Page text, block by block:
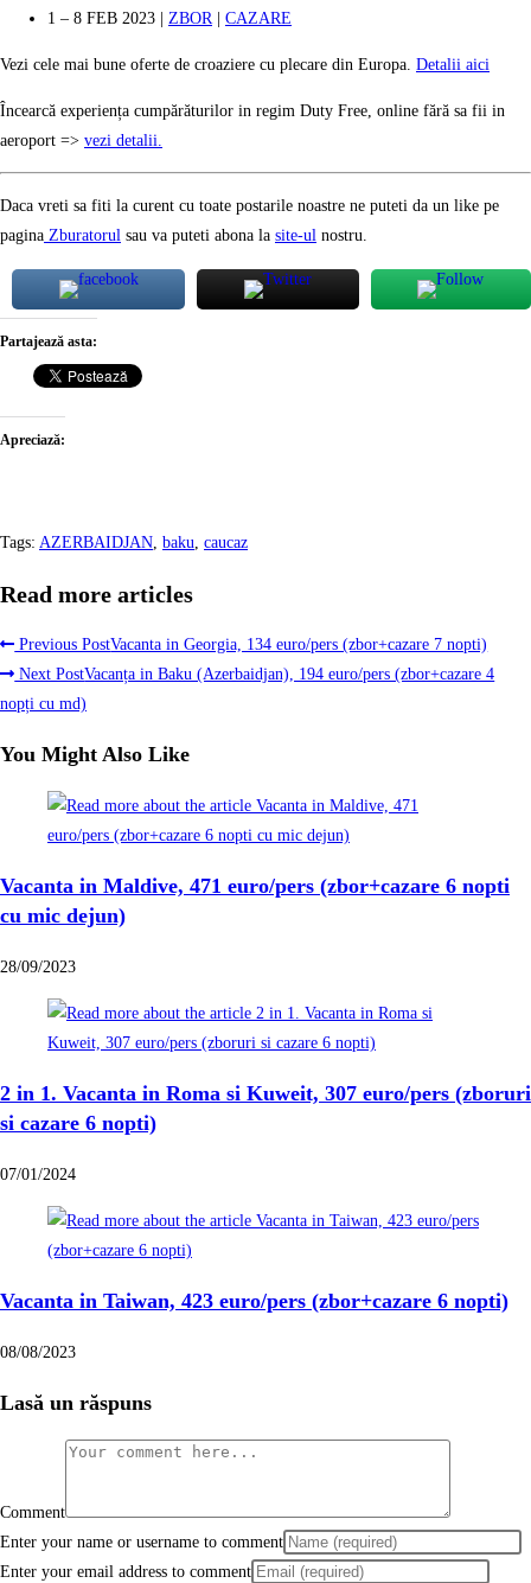
1 – 8 FEB 2023 | ZBOR| CAZARE
Vezi cele mai bune oferte de croaziere cu plecare din Europa. Detalii aici
Încearcă experiența cumpărăturilor in regim Duty Free, online fără sa fii in
aeroport => vezi detalii.
Daca vreti sa fiti la curent cu toate postarile noastre ne puteti da un like pe
pagina Zburatorul sau va puteti abona la site-ul nostru.
Partajează asta:
Apreciază:
Tags: AZERBAIDJAN, baku, caucaz
Read more articles
Previous PostVacanta in Georgia, 134 euro/pers (zbor+cazare 7 nopti)
Next PostVacanța in Baku (Azerbaidjan), 194 euro/pers (zbor+cazare 4
nopți cu md)
You Might Also Like
Vacanta in Maldive, 471 euro/pers (zbor+cazare 6 nopti
cu mic dejun)
28/09/2023
2 in 1. Vacanta in Roma si Kuweit, 307 euro/pers (zboruri
si cazare 6 nopti)
07/01/2024
Vacanta in Taiwan, 423 euro/pers (zbor+cazare 6 nopti)
08/08/2023
Lasă un răspuns
Comment
Enter your name or username to comment
Enter your email address to comment